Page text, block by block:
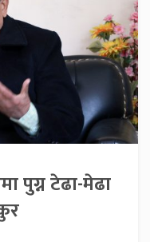
पुग्न टेढा-मेढा